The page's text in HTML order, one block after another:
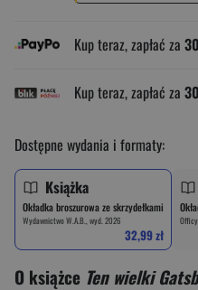
Kup teraz, zapłać za
Kup teraz, zapłać za
Dostępne wydania i formaty:
Książka
Okładka broszurowa ze skrzydełkami
Wydawnictwo W.A.B., wyd. 2026
32,99 zł
O książce Ten wielki